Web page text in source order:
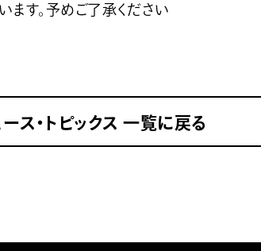
す。予めご了承ください
ス・トピックス 一覧に戻る